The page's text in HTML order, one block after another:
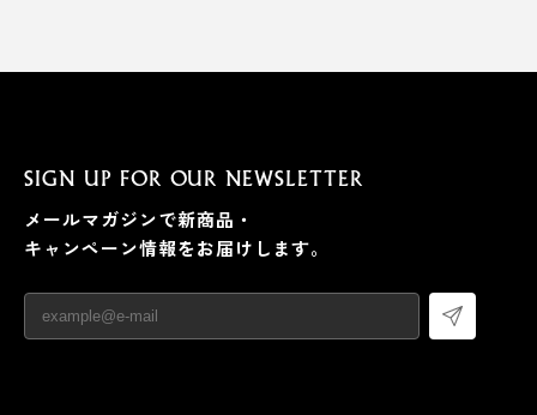
SIGN UP FOR OUR NEWSLETTER
メールマガジンで新商品・
キャンペーン情報をお届けします。